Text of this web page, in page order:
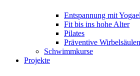
Entspannung mit
Fit bis ins hohe Alter
Pilates
Präventive
Schwimmkurse
Projekte